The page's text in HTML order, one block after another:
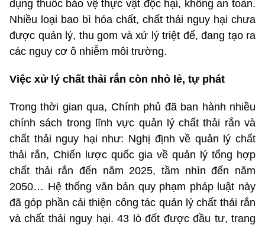
dụng thuốc bảo vệ thực vật độc hại, không an toàn.
Nhiều loại bao bì hóa chất, chất thải nguy hại chưa
được quản lý, thu gom và xử lý triệt để, đang tạo ra
các nguy cơ ô nhiễm môi trường.
Việc xử lý chất thải rắn còn nhỏ lẻ, tự phát
Trong thời gian qua, Chính phủ đã ban hành nhiều
chính sách trong lĩnh vực quản lý chất thải rắn và
chất thải nguy hại như: Nghị định về quản lý chất
thải rắn, Chiến lược quốc gia về quản lý tổng hợp
chất thải rắn đến năm 2025, tầm nhìn đến năm
2050… Hệ thống văn bản quy phạm pháp luật này
đã góp phần cải thiện công tác quản lý chất thải rắn
và chất thải nguy hại. 43 lò đốt được đầu tư, trang